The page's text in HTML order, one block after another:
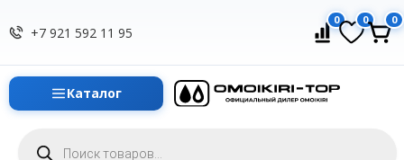
+7 921 592 11 95
0 0 0
Каталог
товаров